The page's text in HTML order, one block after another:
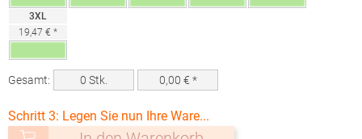
3XL
19,47 € *
Gesamt: 0 Stk. 0,00 € *
Schritt 3: Legen Sie nun Ihre Ware...